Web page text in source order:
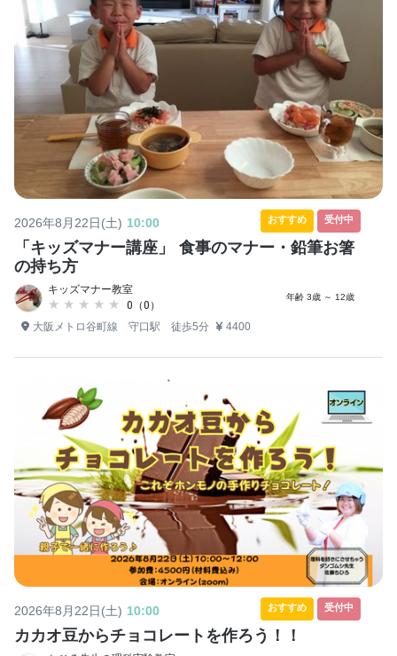
2026年8月22日(土) 10:00 おすすめ 受付中
「キッズマナー講座」 食事のマナー・鉛筆お箸
の持ち方
キッズマナー教室
★★★★★
★★★★★ 0（0） 年齢 3歳 ～ 12歳
大阪メトロ谷町線 守口駅 徒歩5分 4400
2026年8月22日(土) 10:00 おすすめ 受付中
カカオ豆からチョコレートを作ろう！！